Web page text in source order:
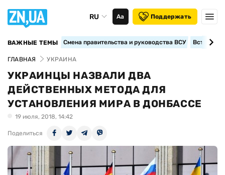
RU Аа Поддержать
ВАЖНЫЕ ТЕМЫ Смена правительства и руководства ВСУ
ГЛАВНАЯ УКРАИНА
УКРАИНЦЫ НАЗВАЛИ ДВА
ДЕЙСТВЕННЫХ МЕТОДА ДЛЯ
УСТАНОВЛЕНИЯ МИРА В ДОНБАССЕ
19 июля, 2018, 14:42
Поделиться